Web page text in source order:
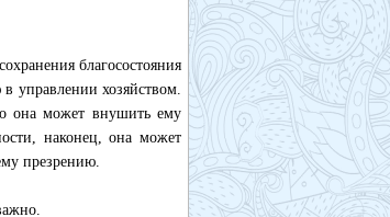
благосостояния
управлении хозяйством.
она может внушить ему
наконец, она может
презрению.